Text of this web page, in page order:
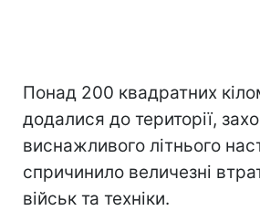
Понад 200 квадратних
додалися до території,
виснажливого літнього
спричинило величезні
військ та техніки.